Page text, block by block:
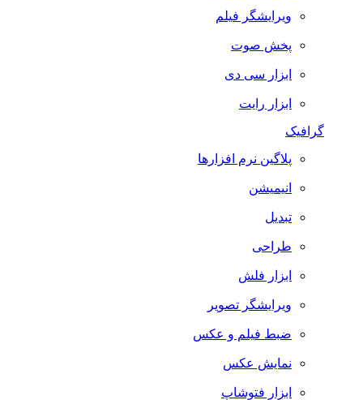
ویرایشگر فیلم
پخش صوت
ابزار سی دی
ابزار رایت
گرافیک
پلاگین نرم افزارها
انیمیشن
تبدیل
طراحی
ابزار فلش
ویرایشگر تصویر
ضبط فيلم و عكس
نمایش عکس
ابزار فتوشاپ